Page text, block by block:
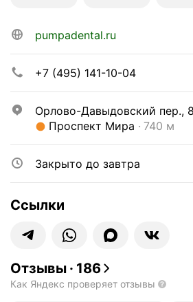
pumpadental.ru
+7 (495) 141-10-04
Орлово-Давыдовский пер., 8
Метро Проспект Мира
Проспект Мира 740 м
Закрыто до завтра
Ссылки
Отзывы · 186
Как Яндекс проверяет отзывы